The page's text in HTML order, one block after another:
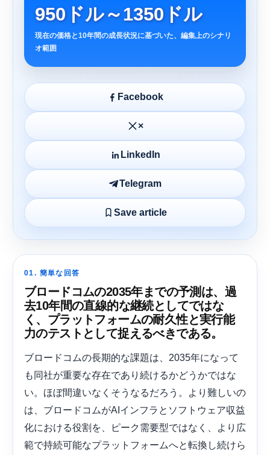
950ドル～1350ドル
現在の価格と10年間の成長状況に基づいた、編集上のシナリ
オ範囲
Facebook
×
LinkedIn
Telegram
Save article
01. 簡単な回答
ブロードコムの2035年までの予測は、過
去10年間の直線的な継続としてではな
く、プラットフォームの耐久性と実行能
力のテストとして捉えるべきである。
ブロードコムの長期的な課題は、2035年になって
も同社が重要な存在であり続けるかどうかではな
い。ほぼ間違いなくそうなるだろう。より難しいの
は、ブロードコムがAIインフラとソフトウェア収益
化における役割を、ピーク需要型ではなく、より広
範で持続可能なプラットフォームへと転換し続けら